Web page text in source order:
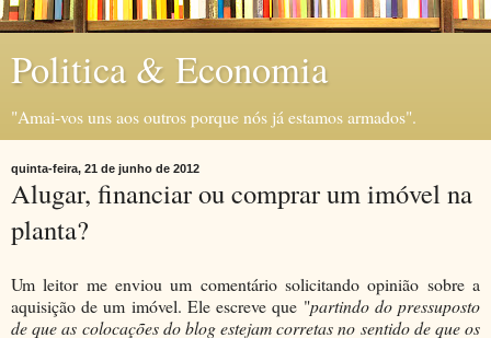
Politica & Economia
"Amai-vos uns aos outros porque nós já estamos armados".
quinta-feira, 21 de junho de 2012
Alugar, financiar ou comprar um imóvel na
planta?
Um leitor me enviou um comentário solicitando opinião sobre a
aquisição de um imóvel. Ele escreve que "partindo do pressuposto
de que as colocações do blog estejam corretas no sentido de que os